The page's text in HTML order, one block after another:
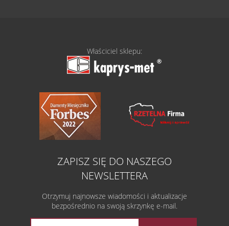
Właściciel sklepu:
ZAPISZ SIĘ DO NASZEGO
NEWSLETTERA
Otrzymuj najnowsze wiadomości i aktualizacje
bezpośrednio na swoją skrzynkę e-mail.